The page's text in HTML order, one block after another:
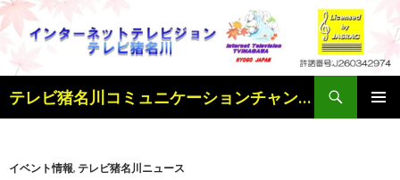
テレビ猪名川コミュニケーションチャンネル
索
ン
イベント情報, テレビ猪名川ニュース